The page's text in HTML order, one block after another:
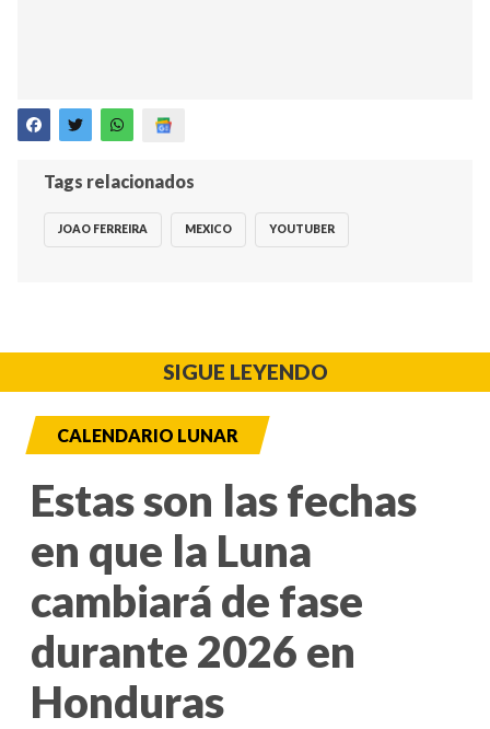
Tags relacionados
JOAO FERREIRA MEXICO YOUTUBER
SIGUE LEYENDO
CALENDARIO LUNAR
Estas son las fechas
en que la Luna
cambiará de fase
durante 2026 en
Honduras